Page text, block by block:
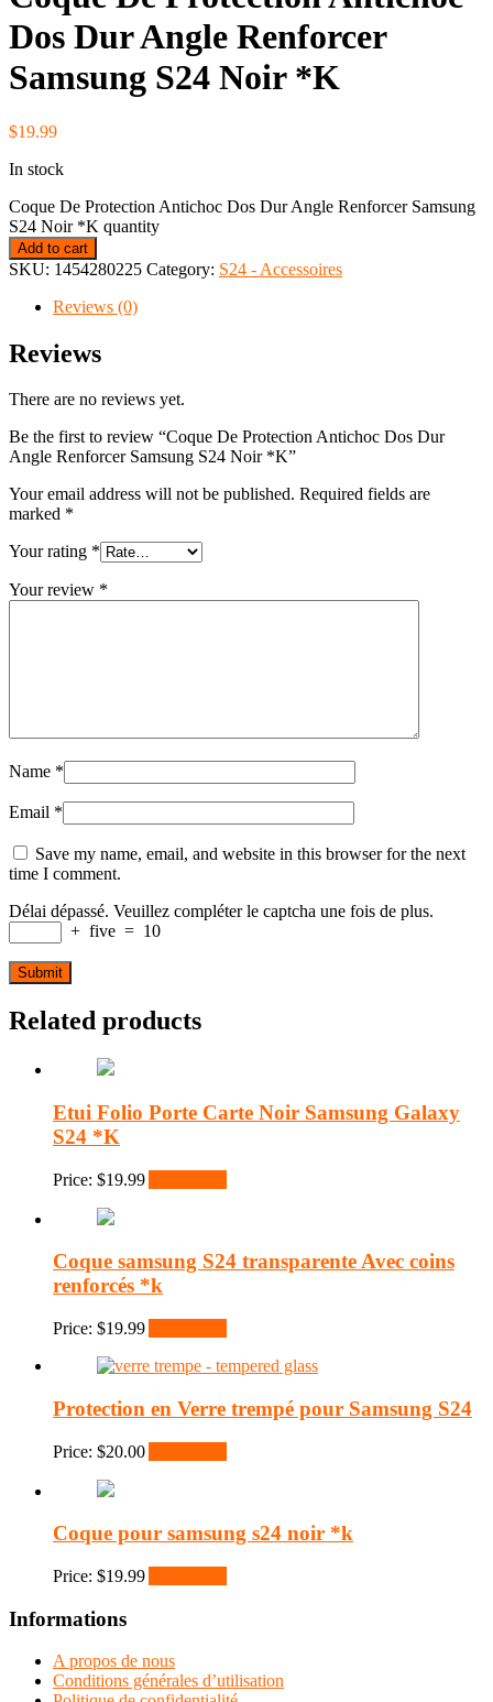
Dos Dur Angle Renforcer
Samsung S24 Noir *K
$19.99
In stock
Coque De Protection Antichoc Dos Dur Angle Renforcer Samsung
S24 Noir *K quantity
Add to cart
SKU: 1454280225 Category: S24 - Accessoires
Reviews (0)
Reviews
There are no reviews yet.
Be the first to review “Coque De Protection Antichoc Dos Dur
Angle Renforcer Samsung S24 Noir *K”
Your email address will not be published. Required fields are
marked *
Your rating *
Your review *
Name *
Email *
Save my name, email, and website in this browser for the next
time I comment.
Délai dépassé. Veuillez compléter le captcha une fois de plus.
+ five = 10
Related products
Etui Folio Porte Carte Noir Samsung Galaxy
S24 *K
Price: $19.99
Coque samsung S24 transparente Avec coins
renforcés *k
Price: $19.99
Protection en Verre trempé pour Samsung S24
Price: $20.00
Coque pour samsung s24 noir *k
Price: $19.99
Informations
A propos de nous
Conditions générales d’utilisation